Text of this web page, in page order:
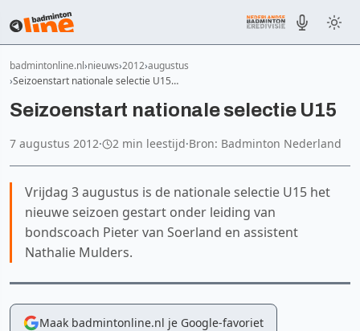
badmintonline.nl nieuws 2012 augustus
Seizoenstart nationale selectie U15…
Seizoenstart nationale selectie U15
7 augustus 2012· 2 min leestijd·Bron: Badminton Nederland
Vrijdag 3 augustus is de nationale selectie U15 het
nieuwe seizoen gestart onder leiding van
bondscoach Pieter van Soerland en assistent
Nathalie Mulders.
Maak badmintonline.nl je Google-favoriet